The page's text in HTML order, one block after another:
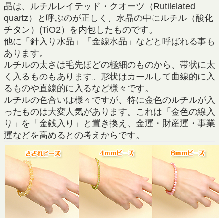
晶は、ルチルレイテッド・クオーツ（Rutilelated
quartz）と呼ぶのが正しく、水晶の中にルチル（酸化
チタン）(TiO2）を内包したものです。
他に「針入り水晶」「金線水晶」などと呼ばれる事も
あります。
ルチルの太さは毛先ほどの極細のものから、帯状に太
く入るものもあります。形状はカールして曲線的に入
るものや直線的に入るなど様々です。
ルチルの色合いは様々ですが、特に金色のルチルが入
ったものは大変人気があります。これは「金色の線入
り」を「金銭入り」と置き換え、金運・財産運・事業
運などを高めるとの考えからです。